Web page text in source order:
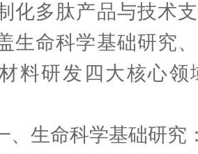
化多肽产品与技术
生命科学基础研究
料研发四大核心
生命科学基础研究